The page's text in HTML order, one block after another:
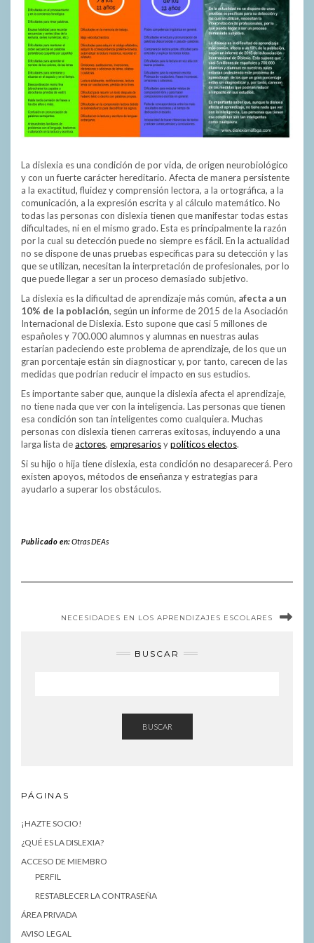
La dislexia es una condición de por vida, de origen neurobiológico
y con un fuerte carácter hereditario. Afecta de manera persistente
a la exactitud, fluidez y comprensión lectora, a la ortográfica, a la
comunicación, a la expresión escrita y al cálculo matemático. No
todas las personas con dislexia tienen que manifestar todas estas
dificultades, ni en el mismo grado. Esta es principalmente la razón
por la cual su detección puede no siempre es fácil. En la actualidad
no se dispone de unas pruebas específicas para su detección y las
que se utilizan, necesitan la interpretación de profesionales, por lo
que puede llegar a ser un proceso demasiado subjetivo.
La dislexia es la dificultad de aprendizaje más común, afecta a un
10% de la población, según un informe de 2015 de la Asociación
Internacional de Dislexia. Esto supone que casi 5 millones de
españoles y 700.000 alumnos y alumnas en nuestras aulas
estarían padeciendo este problema de aprendizaje, de los que un
gran porcentaje están sin diagnosticar y, por tanto, carecen de las
medidas que podrían reducir el impacto en sus estudios.
Es importante saber que, aunque la dislexia afecta el aprendizaje,
no tiene nada que ver con la inteligencia. Las personas que tienen
esa condición son tan inteligentes como cualquiera. Muchas
personas con dislexia tienen carreras exitosas, incluyendo a una
larga lista deactores, empresariosypolíticos electos.
Si su hijo o hija tiene dislexia, esta condición no desaparecerá. Pero
existen apoyos, métodos de enseñanza y estrategias para
ayudarlo a superar los obstáculos.
Publicado en:Otras DEAs
NECESIDADES EN LOS APRENDIZAJES ESCOLARES
BUSCAR
BUSCAR
PÁGINAS
¡HAZTE SOCIO!
¿QUÉ ES LA DISLEXIA?
ACCESO DE MIEMBRO
PERFIL
RESTABLECER LA CONTRASEÑA
ÁREA PRIVADA
AVISO LEGAL